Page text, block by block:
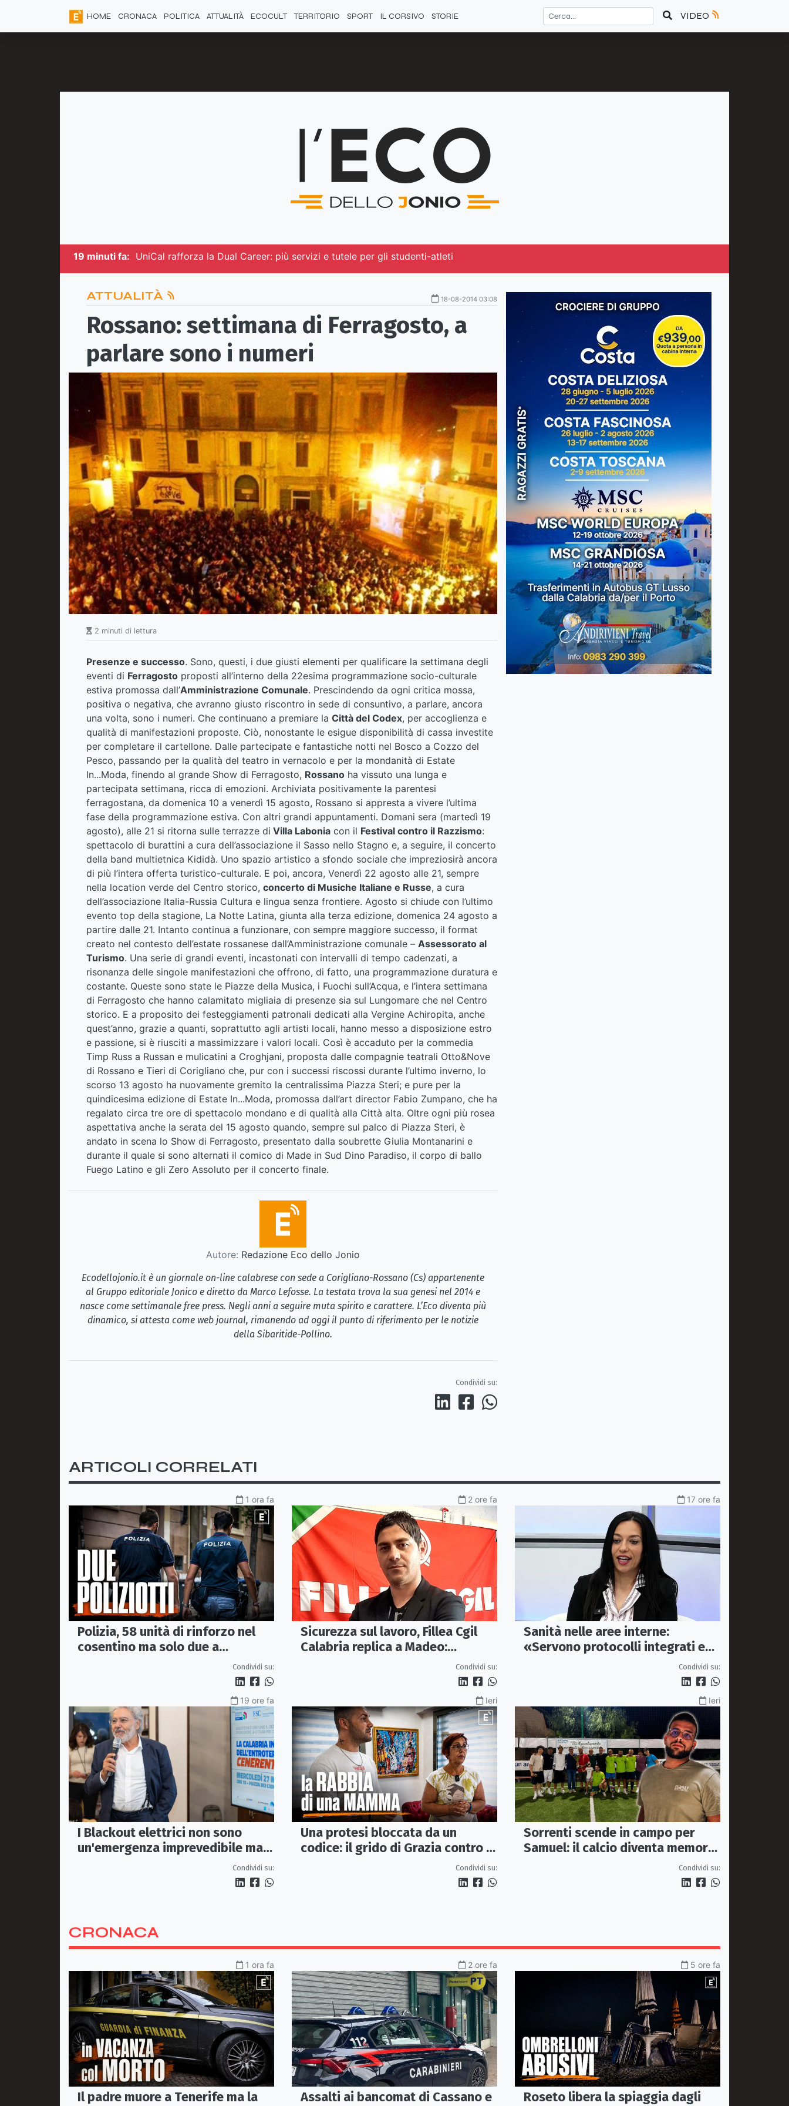
HOME CRONACA POLITICA ATTUALITÀ ECOCULT TERRITORIO SPORT IL CORSIVO STORIE VIDEO
19 minuti fa: UniCal rafforza la Dual Career: più servizi e tutele per gli studenti-atleti
ATTUALITÀ 18-08-2014 03:08
Rossano: settimana di Ferragosto, a
parlare sono i numeri
2 minuti di lettura
Presenze e successo. Sono, questi, i due giusti elementi per qualificare la settimana degli
eventi di Ferragosto proposti all’interno della 22esima programmazione socio-culturale
estiva promossa dall’Amministrazione Comunale. Prescindendo da ogni critica mossa,
positiva o negativa, che avranno giusto riscontro in sede di consuntivo, a parlare, ancora
una volta, sono i numeri. Che continuano a premiare la Città del Codex, per accoglienza e
qualità di manifestazioni proposte. Ciò, nonostante le esigue disponibilità di cassa investite
per completare il cartellone. Dalle partecipate e fantastiche notti nel Bosco a Cozzo del
Pesco, passando per la qualità del teatro in vernacolo e per la mondanità di Estate
In...Moda, finendo al grande Show di Ferragosto, Rossano ha vissuto una lunga e
partecipata settimana, ricca di emozioni. Archiviata positivamente la parentesi
ferragostana, da domenica 10 a venerdì 15 agosto, Rossano si appresta a vivere l’ultima
fase della programmazione estiva. Con altri grandi appuntamenti. Domani sera (martedì 19
agosto), alle 21 si ritorna sulle terrazze di Villa Labonia con il Festival contro il Razzismo:
spettacolo di burattini a cura dell’associazione il Sasso nello Stagno e, a seguire, il concerto
della band multietnica Kididà. Uno spazio artistico a sfondo sociale che impreziosirà ancora
di più l’intera offerta turistico-culturale. E poi, ancora, Venerdì 22 agosto alle 21, sempre
nella location verde del Centro storico, concerto di Musiche Italiane e Russe, a cura
dell’associazione Italia-Russia Cultura e lingua senza frontiere. Agosto si chiude con l’ultimo
evento top della stagione, La Notte Latina, giunta alla terza edizione, domenica 24 agosto a
partire dalle 21. Intanto continua a funzionare, con sempre maggiore successo, il format
creato nel contesto dell’estate rossanese dall’Amministrazione comunale – Assessorato al
Turismo. Una serie di grandi eventi, incastonati con intervalli di tempo cadenzati, a
risonanza delle singole manifestazioni che offrono, di fatto, una programmazione duratura e
costante. Queste sono state le Piazze della Musica, i Fuochi sull’Acqua, e l’intera settimana
di Ferragosto che hanno calamitato migliaia di presenze sia sul Lungomare che nel Centro
storico. E a proposito dei festeggiamenti patronali dedicati alla Vergine Achiropita, anche
quest’anno, grazie a quanti, soprattutto agli artisti locali, hanno messo a disposizione estro
e passione, si è riusciti a massimizzare i valori locali. Così è accaduto per la commedia
Timp Russ a Russan e mulicatini a Croghjani, proposta dalle compagnie teatrali Otto&Nove
di Rossano e Tieri di Corigliano che, pur con i successi riscossi durante l’ultimo inverno, lo
scorso 13 agosto ha nuovamente gremito la centralissima Piazza Steri; e pure per la
quindicesima edizione di Estate In...Moda, promossa dall’art director Fabio Zumpano, che ha
regalato circa tre ore di spettacolo mondano e di qualità alla Città alta. Oltre ogni più rosea
aspettativa anche la serata del 15 agosto quando, sempre sul palco di Piazza Steri, è
andato in scena lo Show di Ferragosto, presentato dalla soubrette Giulia Montanarini e
durante il quale si sono alternati il comico di Made in Sud Dino Paradiso, il corpo di ballo
Fuego Latino e gli Zero Assoluto per il concerto finale.
Autore: Redazione Eco dello Jonio
Ecodellojonio.it è un giornale on-line calabrese con sede a Corigliano-Rossano (Cs) appartenente
al Gruppo editoriale Jonico e diretto da Marco Lefosse. La testata trova la sua genesi nel 2014 e
nasce come settimanale free press. Negli anni a seguire muta spirito e carattere. L’Eco diventa più
dinamico, si attesta come web journal, rimanendo ad oggi il punto di riferimento per le notizie
della Sibaritide-Pollino.
Condividi su:
ARTICOLI CORRELATI
1 ora fa
Polizia, 58 unità di rinforzo nel
cosentino ma solo due a
Corigliano-Rossano e due aCondividi su:
2 ore fa
Sicurezza sul lavoro, Fillea Cgil
Calabria replica a Madeo:
«Servono controlli, non incentivi
Condividi su:
17 ore fa
Sanità nelle aree interne:
«Servono protocolli integrati e
mezzi dedicati per garantireCondividi su:
19 ore fa
I Blackout elettrici non sono
un'emergenza imprevedibile ma
Condividi su:
Ieri
Una protesi bloccata da un
codice: il grido di Grazia contro la
Condividi su:
Ieri
Sorrenti scende in campo per
Samuel: il calcio diventa memoria
Condividi su:
CRONACA
1 ora fa
Il padre muore a Tenerife ma la
2 ore fa
Assalti ai bancomat di Cassano e
5 ore fa
Roseto libera la spiaggia dagli